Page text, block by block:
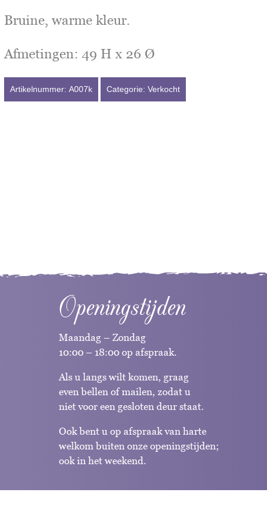
Bruine, warme kleur.
Afmetingen: 49 H x 26 Ø
Artikelnummer:A007k Categorie:Verkocht
Openingstijden
Maandag – Zondag
10:00 – 18:00 op afspraak.
Als u langs wilt komen, graag
even bellen of mailen, zodat u
niet voor een gesloten deur staat.
Ook bent u op afspraak van harte
welkom buiten onze openingstijden;
ook in het weekend.